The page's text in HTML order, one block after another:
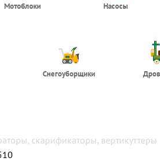
Мотоблоки Насосы
Снегоуборщики
скарификаторы, вертикуттеры